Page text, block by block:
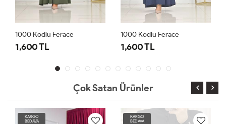
1000 Kodlu Ferace
1,600 TL
1000 Kodlu Ferace
1,600 TL
Çok Satan Ürünler
KARGO
BEDAVA
KARGO
BEDAVA